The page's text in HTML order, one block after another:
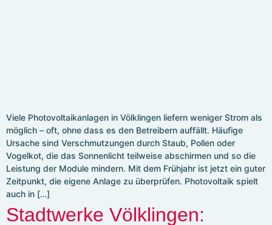
Viele Photovoltaikanlagen in Völklingen liefern weniger Strom als
möglich – oft, ohne dass es den Betreibern auffällt. Häufige
Ursache sind Verschmutzungen durch Staub, Pollen oder
Vogelkot, die das Sonnenlicht teilweise abschirmen und so die
Leistung der Module mindern. Mit dem Frühjahr ist jetzt ein guter
Zeitpunkt, die eigene Anlage zu überprüfen. Photovoltaik spielt
auch in […]
Stadtwerke Völklingen: